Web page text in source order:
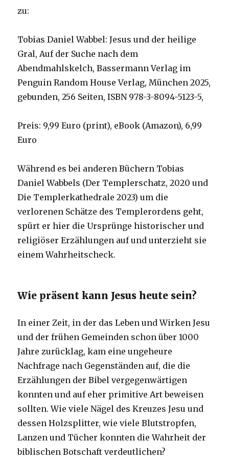
zu:
Tobias Daniel Wabbel: Jesus und der heilige
Gral, Auf der Suche nach dem
Abendmahlskelch, Bassermann Verlag im
Penguin Random House Verlag, München 2025,
gebunden, 256 Seiten, ISBN 978-3-8094-5123-5,
Preis: 9,99 Euro (print), eBook (Amazon), 6,99
Euro
Während es bei anderen Büchern Tobias
Daniel Wabbels (Der Templerschatz, 2020 und
Die Templerkathedrale 2023) um die
verlorenen Schätze des Templerordens geht,
spürt er hier die Ursprünge historischer und
religiöser Erzählungen auf und unterzieht sie
einem Wahrheitscheck.
Wie präsent kann Jesus heute sein?
In einer Zeit, in der das Leben und Wirken Jesu
und der frühen Gemeinden schon über 1000
Jahre zurücklag, kam eine ungeheure
Nachfrage nach Gegenständen auf, die die
Erzählungen der Bibel vergegenwärtigen
konnten und auf eher primitive Art beweisen
sollten. Wie viele Nägel des Kreuzes Jesu und
dessen Holzsplitter, wie viele Blutstropfen,
Lanzen und Tücher konnten die Wahrheit der
biblischen Botschaft verdeutlichen?